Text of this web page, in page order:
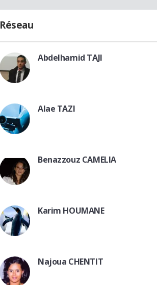
Réseau
Abdelhamid TAJI
Alae TAZI
Benazzouz CAMELIA
Karim HOUMANE
Najoua CHENTIT